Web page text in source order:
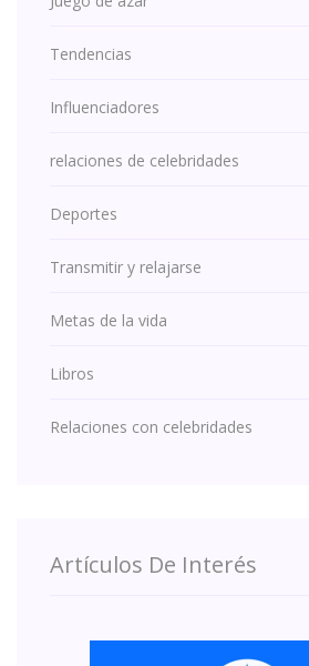
Tendencias
Influenciadores
relaciones de celebridades
Deportes
Transmitir y relajarse
Metas de la vida
Libros
Relaciones con celebridades
Artículos De Interés